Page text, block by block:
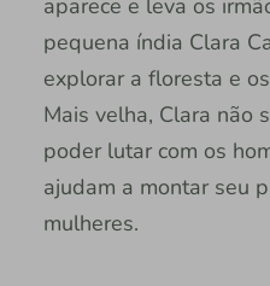
pequena índia Clara
explorar a floresta e
Mais velha, Clara não
poder lutar com os
ajudam a montar seu
mulheres.